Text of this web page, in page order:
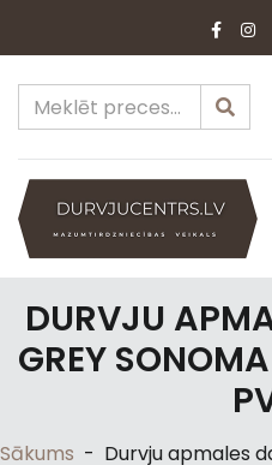
DURVJU
GREY
Sākums - Durvju apmales